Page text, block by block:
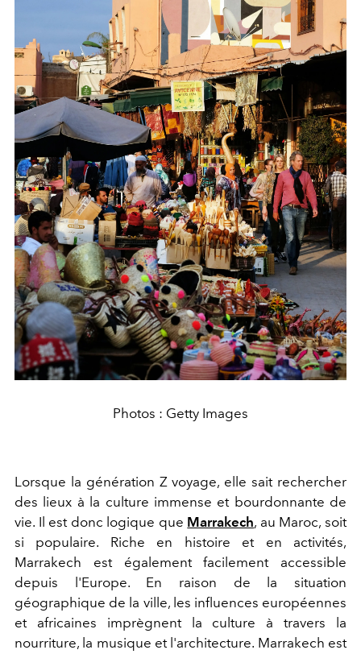
Photos : Getty Images
Lorsque la génération Z voyage, elle sait rechercher
des lieux à la culture immense et bourdonnante de
vie. Il est donc logique que Marrakech, au Maroc, soit
si populaire. Riche en histoire et en activités,
Marrakech est également facilement accessible
depuis l'Europe. En raison de la situation
géographique de la ville, les influences européennes
et africaines imprègnent la culture à travers la
nourriture, la musique et l'architecture. Marrakech est